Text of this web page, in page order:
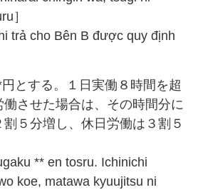
］
trả cho Bên B được quy định
とする。１日実働８時間を超
働させた場合は、その時間分に
５分増し、休日労働は３割５
** en tosru. Ichinichi
koe, matawa kyuujitsu ni